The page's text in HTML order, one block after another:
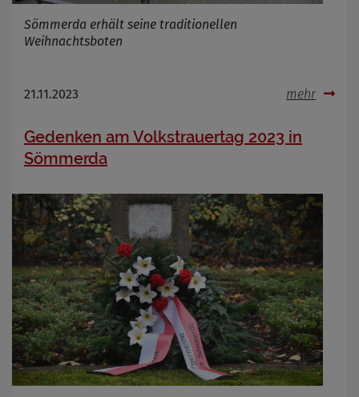
Sömmerda erhält seine traditionellen
Weihnachtsboten
21.11.2023 mehr
Gedenken am Volkstrauertag 2023 in
Sömmerda